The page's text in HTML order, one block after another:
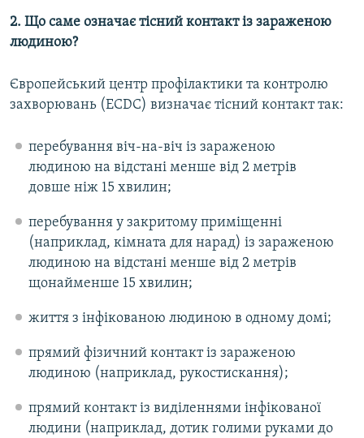
2. Що саме означає тісний контакт із зараженою
людиною?
Європейський центр профілактики та контролю
захворювань (ECDC) визначає тісний контакт так:
перебування віч-на-віч із зараженою
людиною на відстані менше від 2 метрів
довше ніж 15 хвилин;
перебування у закритому приміщенні
(наприклад, кімната для нарад) із зараженою
людиною на відстані менше від 2 метрів
щонайменше 15 хвилин;
життя з інфікованою людиною в одному домі;
прямий фізичний контакт із зараженою
людиною (наприклад, рукостискання);
прямий контакт із виділеннями інфікованої
людини (наприклад, дотик голими руками до